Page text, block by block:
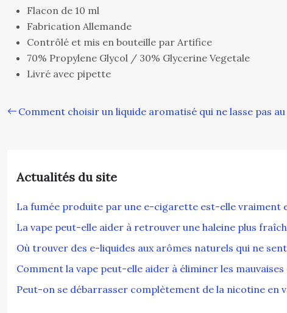
Flacon de 10 ml
Fabrication Allemande
Contrôlé et mis en bouteille par Artifice
70% Propylene Glycol / 30% Glycerine Vegetale
Livré avec pipette
Comment choisir un liquide aromatisé qui ne lasse pas
Actualités du site
La fumée produite par une e-cigarette est-elle vraiment
La vape peut-elle aider à retrouver une haleine plus
Où trouver des e-liquides aux arômes naturels qui ne
Comment la vape peut-elle aider à éliminer les
Peut-on se débarrasser complètement de la nicotine en